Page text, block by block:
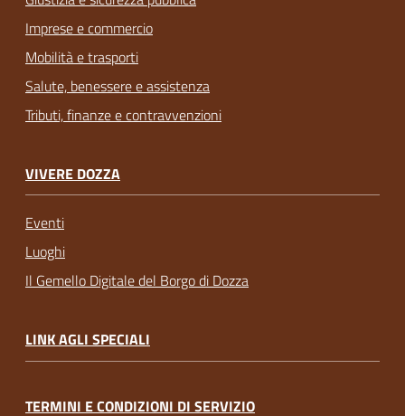
Imprese e commercio
Mobilità e trasporti
Salute, benessere e assistenza
Tributi, finanze e contravvenzioni
VIVERE DOZZA
Eventi
Luoghi
Il Gemello Digitale del Borgo di Dozza
LINK AGLI SPECIALI
TERMINI E CONDIZIONI DI SERVIZIO